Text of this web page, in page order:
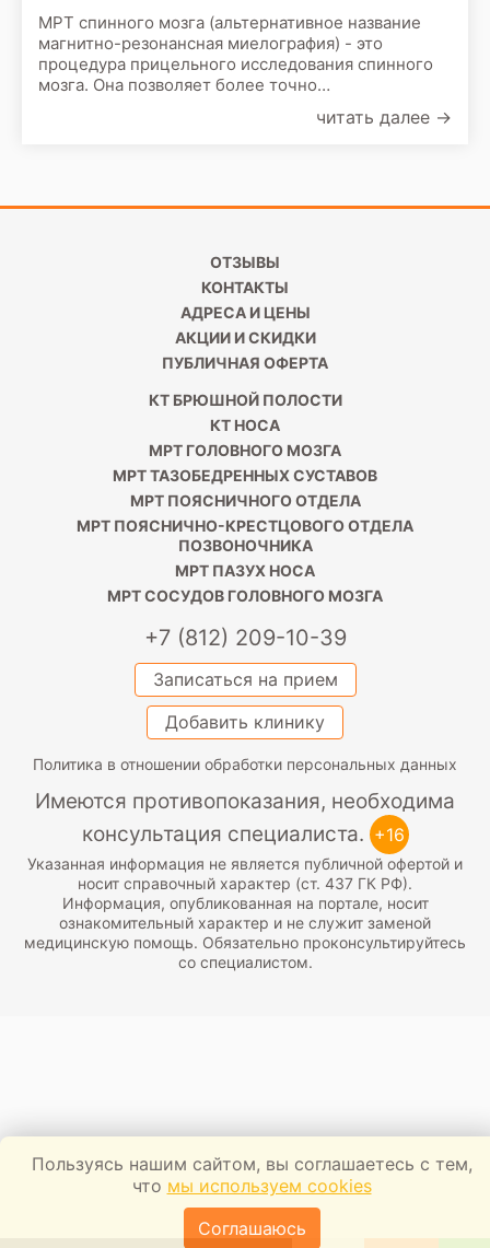
МРТ спинного мозга (альтернативное название
магнитно-резонансная миелография) - это
процедура прицельного исследования спинного
мозга. Она позволяет более точно
спинного мозга. Чаще всего ее проводят как
читать далее →
ОТЗЫВЫ
КОНТАКТЫ
АДРЕСА И ЦЕНЫ
АКЦИИ И СКИДКИ
ПУБЛИЧНАЯ ОФЕРТА
КТ БРЮШНОЙ ПОЛОСТИ
КТ НОСА
МРТ ГОЛОВНОГО МОЗГА
МРТ ТАЗОБЕДРЕННЫХ СУСТАВОВ
МРТ ПОЯСНИЧНОГО ОТДЕЛА
МРТ ПОЯСНИЧНО-КРЕСТЦОВОГО ОТДЕЛА
ПОЗВОНОЧНИКА
МРТ ПАЗУХ НОСА
МРТ СОСУДОВ ГОЛОВНОГО МОЗГА
+7 (812) 209-10-39
Записаться на прием
Добавить клинику
Политика в отношении обработки персональных данных
Имеются противопоказания, необходима
консультация специалиста. +16
Указанная информация не является публичной офертой и
носит справочный характер (ст. 437 ГК РФ).
Информация, опубликованная на портале, носит
ознакомительный характер и не служит заменой
медицинскую помощь. Обязательно проконсультируйтесь
со специалистом.
Пользуясь нашим сайтом, вы соглашаетесь с тем,
что мы используем cookies
Соглашаюсь